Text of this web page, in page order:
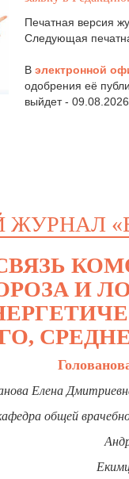
Печатная версия
Следующая
В электронной
одобрения её
выйдет -
И
Елена
общей